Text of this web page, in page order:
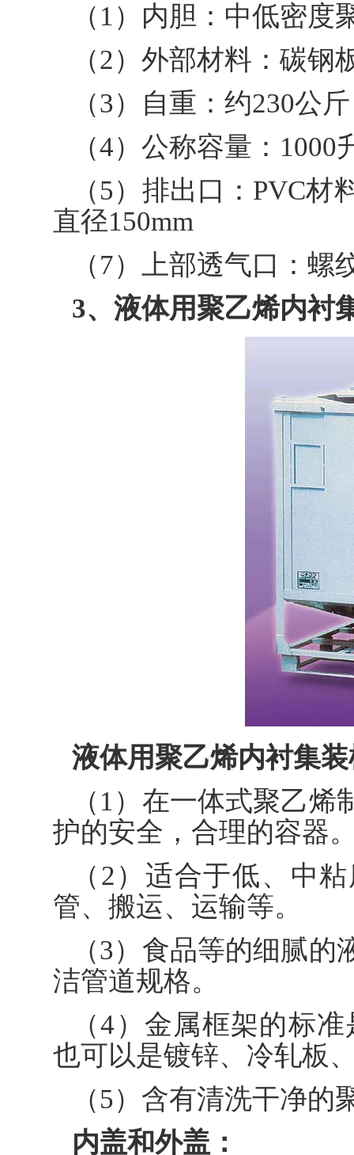
（1）内胆：中低密度
（2）外部材料：碳钢
（3）自重：约230公斤
（4）公称容量：
（5）排出口：PVC
直径150mm
（7）上部透气口：螺
3、液体用聚乙烯内衬
液体用聚乙烯内衬集
（1）在一体式聚乙
护的安全，合理的容器
（2）适合于低、中
管、搬运、运输等。
（3）食品等的细腻
洁管道规格。
（4）金属框架的标
也可以是镀锌、冷轧板
（5）含有清洗干净的
内盖和外盖：